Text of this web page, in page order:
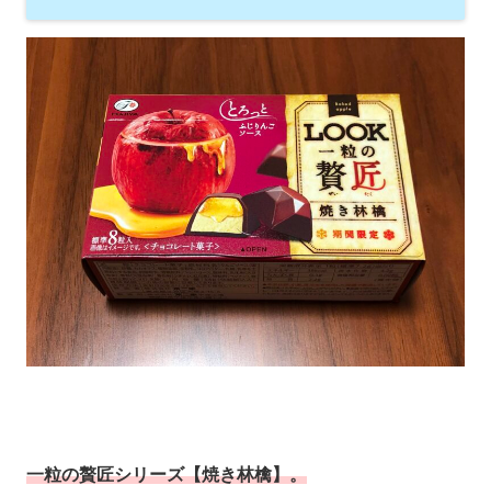
一粒の贅匠シリーズ【焼き林檎】。